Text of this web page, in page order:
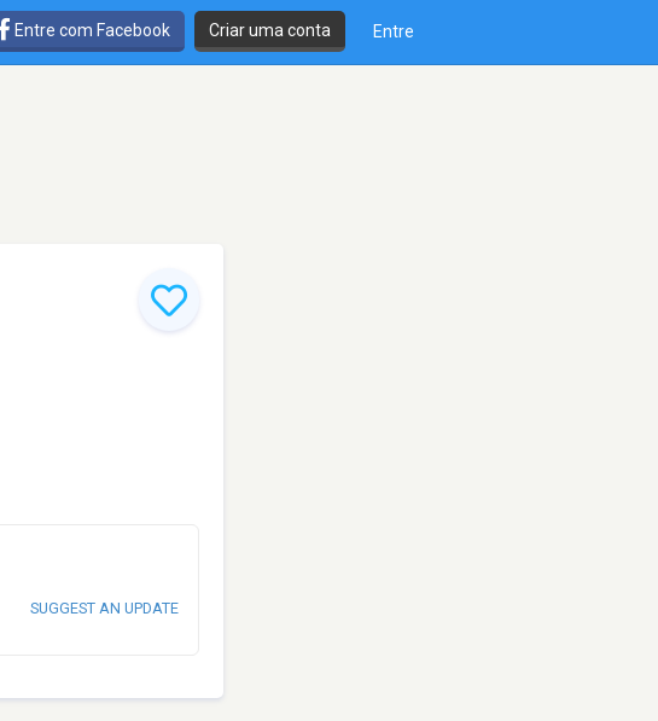
Entre com Facebook Criar uma conta Entre
SUGGEST AN UPDATE